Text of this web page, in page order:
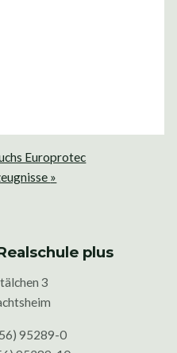
Europrotec
»
plus
3
95289-0